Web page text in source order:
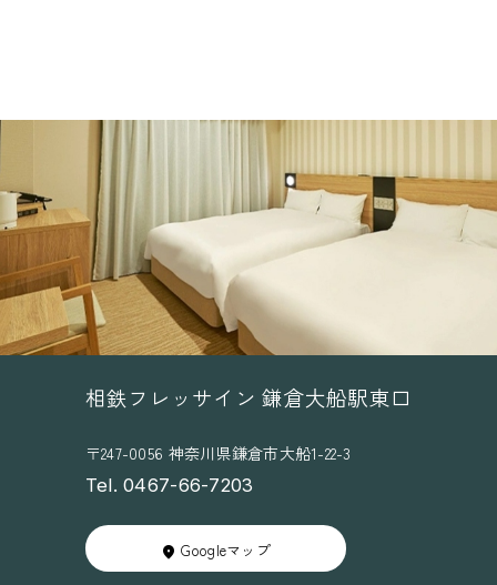
相鉄フレッサイン 鎌倉大船駅東口
〒247-0056 神奈川県鎌倉市大船1-22-3
Tel. 0467-66-7203
Googleマップ